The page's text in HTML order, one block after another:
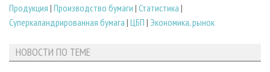
Продукция | Производство бумаги | Статистика |
Суперкаландрированная бумага | ЦБП | Экономика, рынок
НОВОСТИ ПО ТЕМЕ